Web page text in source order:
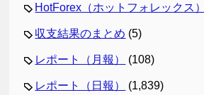
HotForex（ホットフォレックス）
収支結果のまとめ (5)
レポート（月報） (108)
レポート（日報） (1,839)